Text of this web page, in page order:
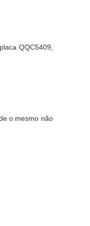
QQC5409,
o mesmo não